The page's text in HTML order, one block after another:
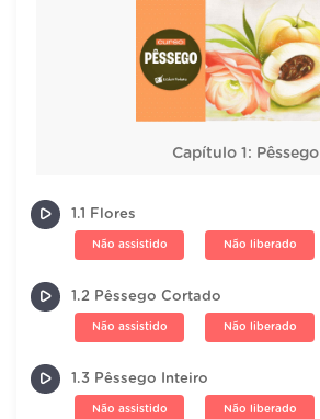
Capítulo 1: Pêssego
1.1 Flores
Não assistido Não liberado
1.2 Pêssego Cortado
Não assistido Não liberado
1.3 Pêssego Inteiro
Não assistido Não liberado